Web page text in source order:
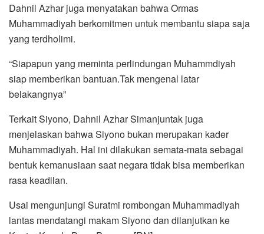
Dahnil Azhar juga menyatakan bahwa Ormas
Muhammadiyah berkomitmen untuk membantu siapa saja
yang terdholimi.
“Siapapun yang meminta perlindungan Muhammdiyah
siap memberikan bantuan.Tak mengenal latar
belakangnya”
Terkait Siyono, Dahnil Azhar Simanjuntak juga
menjelaskan bahwa Siyono bukan merupakan kader
Muhammadiyah. Hal ini dilakukan semata-mata sebagai
bentuk kemanusiaan saat negara tidak bisa memberikan
rasa keadilan.
Usai mengunjungi Suratmi rombongan Muhammadiyah
lantas mendatangi makam Siyono dan dilanjutkan ke